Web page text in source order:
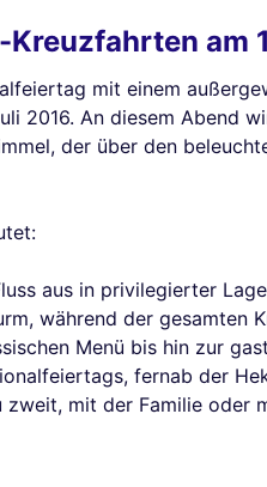
am
mit einem
2016. An diesem Abend
der über den
aus in privilegierter
während der gesamten
Menü bis hin zur
fernab der
mit der Familie oder